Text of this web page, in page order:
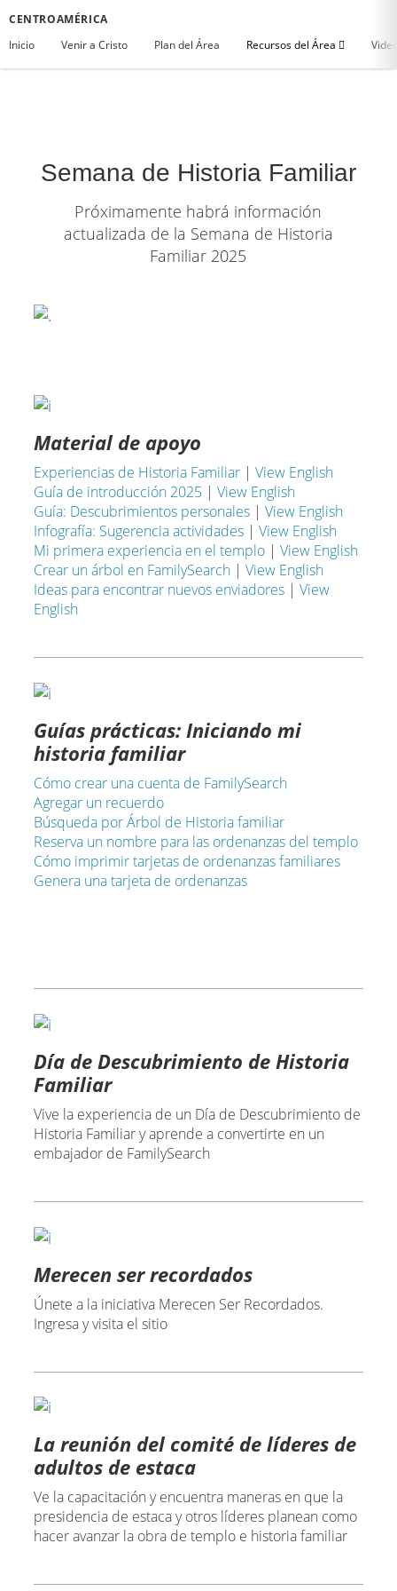
CENTROAMÉRICA
Inicio
Venir a Cristo Plan del Área Recursos del Área
Semana de Historia Familiar
Próximamente habrá información
actualizada de la Semana de Historia
Familiar 2025
Material de apoyo
Experiencias de Historia Familiar| View English
Guía de introducción 2025 | View English
Guía: Descubrimientos personales| View English
Infografía: Sugerencia actividades| View English
Mi primera experiencia en el templo| View English
Crear un árbol en FamilySearch| View English
Ideas para encontrar nuevos enviadores| View
English
Guías prácticas: Iniciando mi
historia familiar
Cómo crear una cuenta de FamilySearch
Agregar un recuerdo
Búsqueda por Árbol de Historia familiar
Reserva un nombre para las ordenanzas del templo
Cómo imprimir tarjetas de ordenanzas familiares
Genera una tarjeta de ordenanzas
Día de Descubrimiento de Historia
Familiar
Vive la experiencia de un Día de Descubrimiento de
Historia Familiar y aprende a convertirte en un
embajador de FamilySearch
Merecen ser recordados
Únete a la iniciativa Merecen Ser Recordados.
Ingresa y visita el sitio
La reunión del comité de líderes de
adultos de estaca
Ve la capacitación y encuentra maneras en que la
presidencia de estaca y otros líderes planean como
hacer avanzar la obra de templo e historia familiar